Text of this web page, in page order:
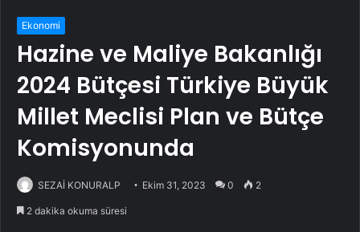
Ekonomi
Hazine ve Maliye Bakanlığı
2024 Bütçesi Türkiye Büyük
Millet Meclisi Plan ve Bütçe
Komisyonunda
SEZAİ KONURALP Ekim 31, 2023 0 2
2 dakika okuma süresi